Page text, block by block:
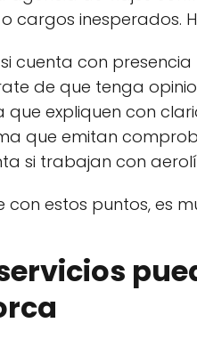
cargos inesperados.
cuenta con
de que tenga
que expliquen con
que emitan
si trabajan con
con estos puntos, es